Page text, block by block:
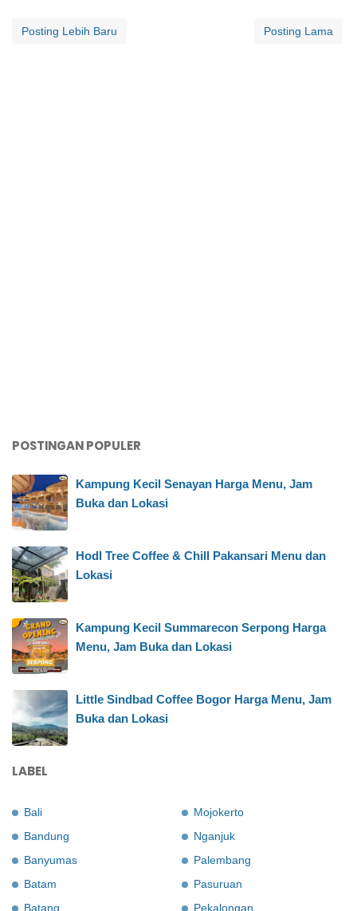
Posting Lebih Baru Posting Lama
POSTINGAN POPULER
Kampung Kecil Senayan Harga Menu, Jam
Buka dan Lokasi
Hodl Tree Coffee & Chill Pakansari Menu dan
Lokasi
Kampung Kecil Summarecon Serpong Harga
Menu, Jam Buka dan Lokasi
Little Sindbad Coffee Bogor Harga Menu, Jam
Buka dan Lokasi
LABEL
Bali
Bandung
Banyumas
Batam
Batang
Mojokerto
Nganjuk
Palembang
Pasuruan
Pekalongan